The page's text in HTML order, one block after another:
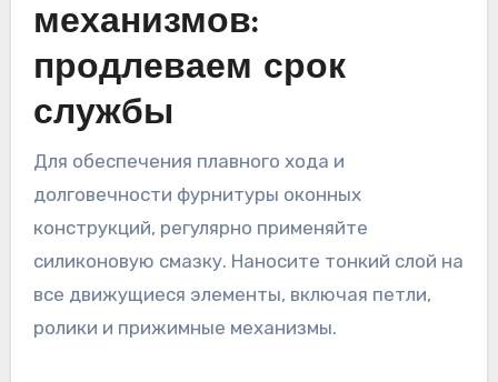
механизмов:
продлеваем срок
службы
Для обеспечения плавного хода и
долговечности фурнитуры оконных
конструкций, регулярно применяйте
силиконовую смазку. Наносите тонкий слой на
все движущиеся элементы, включая петли,
ролики и прижимные механизмы.